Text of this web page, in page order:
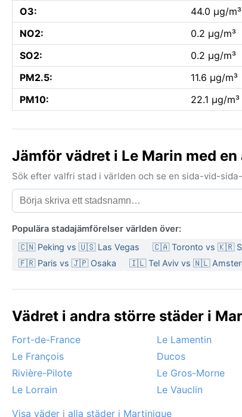
O3:
44.0 µg/m³
NO2:
0.2 µg/m³
SO2:
0.2 µg/m³
PM2.5:
11.6 µg/m³
PM10:
22.1 µg/m³
Jämför vädret i Le Marin med en
Sök efter valfri stad i världen och se en sida-vid-
Populära stadajämförelser världen över:
🇨🇳 Peking vs 🇺🇸 Las Vegas 🇨🇦 Toronto vs 🇰🇷
🇫🇷 Paris vs 🇯🇵 Osaka
🇮🇱 Tel Aviv vs 🇳🇱
Vädret i andra större städer i
Fort-de-France Le Lamentin
Le François
Ducos
Rivière-Pilote
Le Gros-Morne
Le Lorrain
Le Vauclin
Visa väder i alla städer i Martinique